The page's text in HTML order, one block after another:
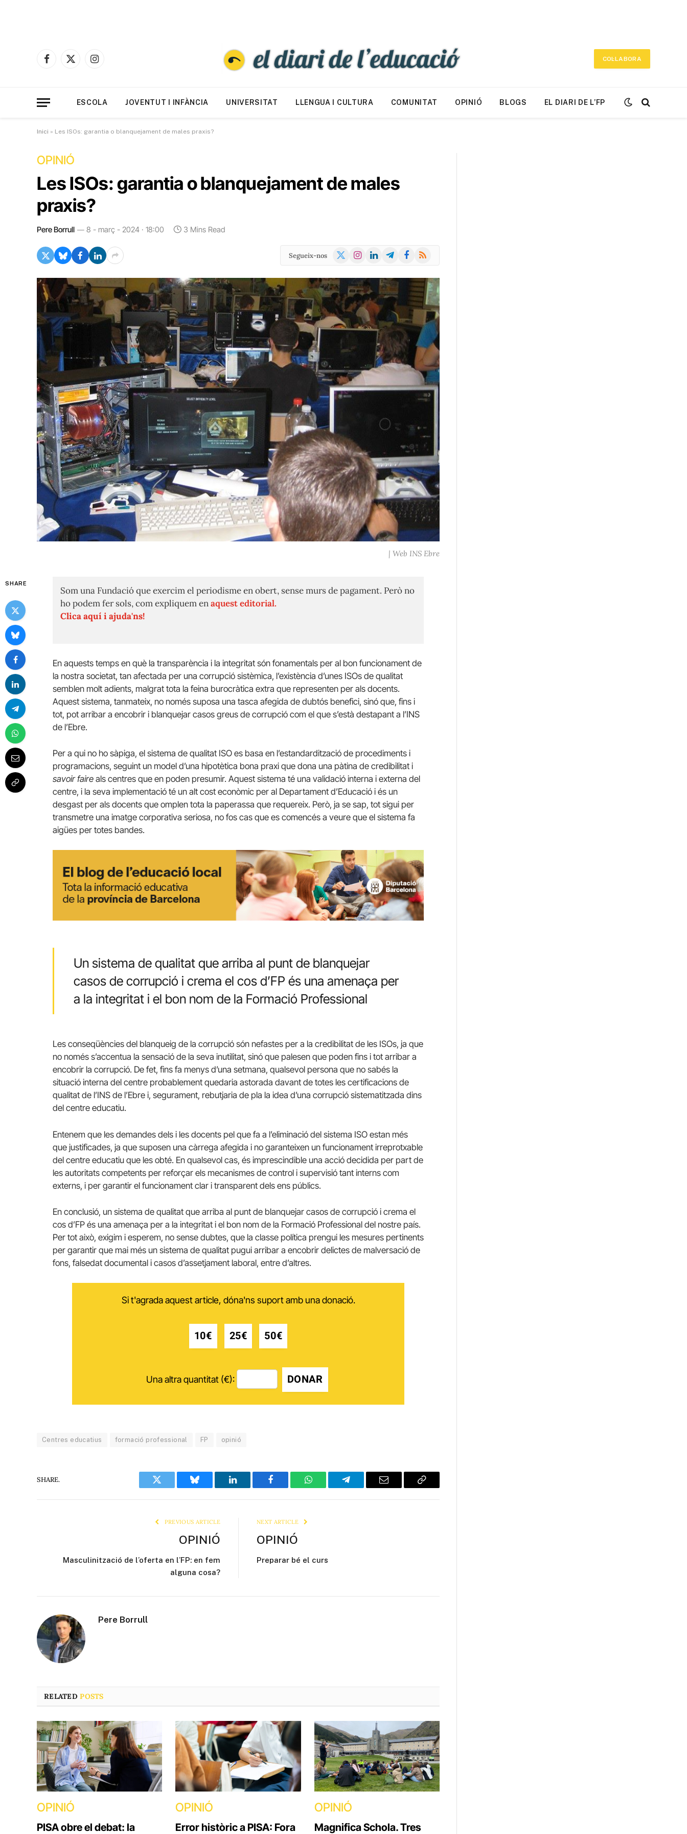
Facebook
X
Instagram
COL·LABORA
ESCOLA JOVENTUT I INFÀNCIA UNIVERSITAT LLENGUA I CULTURA COMUNITAT OPINIÓ BLOGS EL DIARI DE L’FP
Inici » Les ISOs: garantia o blanquejament de males praxis?
OPINIÓ
Les ISOs: garantia o blanquejament de males
praxis?
Pere Borrull 8 - març - 2024 · 18:00 3 Mins Read
Segueix-nos
X
Instagram
LinkedInTelegramFacebook
RSS
| Web INS Ebre
SHARE
Som una Fundació que exercim el periodisme en obert, sense murs de pagament. Però no
ho podem fer sols, com expliquem enaquest editorial.
Clica aquí i ajuda'ns!
En aquests temps en què la transparència i la integritat són fonamentals per al bon funcionament de
la nostra societat, tan afectada per una corrupció sistèmica, l’existència d’unes ISOs de qualitat
semblen molt adients, malgrat tota la feina burocràtica extra que representen per als docents.
Aquest sistema, tanmateix, no només suposa una tasca afegida de dubtós benefici, sinó que, fins i
tot, pot arribar a encobrir i blanquejar casos greus de corrupció com el que s’està destapant a l’INS
de l’Ebre.
Per a qui no ho sàpiga, el sistema de qualitat ISO es basa en l’estandardització de procediments i
programacions, seguint un model d’una hipotètica bona praxi que dona una pàtina de credibilitat i
savoir faire als centres que en poden presumir. Aquest sistema té una validació interna i externa del
centre, i la seva implementació té un alt cost econòmic per al Departament d’Educació i és un
desgast per als docents que omplen tota la paperassa que requereix. Però, ja se sap, tot sigui per
transmetre una imatge corporativa seriosa, no fos cas que es comencés a veure que el sistema fa
aigües per totes bandes.
Un sistema de qualitat que arriba al punt de blanquejar
casos de corrupció i crema el cos d’FP és una amenaça per
a la integritat i el bon nom de la Formació Professional
Les conseqüències del blanqueig de la corrupció són nefastes per a la credibilitat de les ISOs, ja que
no només s’accentua la sensació de la seva inutilitat, sinó que palesen que poden fins i tot arribar a
encobrir la corrupció. De fet, fins fa menys d’una setmana, qualsevol persona que no sabés la
situació interna del centre probablement quedaria astorada davant de totes les certificacions de
qualitat de l’INS de l’Ebre i, segurament, rebutjaria de pla la idea d’una corrupció sistematitzada dins
del centre educatiu.
Entenem que les demandes dels i les docents pel que fa a l’eliminació del sistema ISO estan més
que justificades, ja que suposen una càrrega afegida i no garanteixen un funcionament irreprotxable
del centre educatiu que les obté. En qualsevol cas, és imprescindible una acció decidida per part de
les autoritats competents per reforçar els mecanismes de control i supervisió tant interns com
externs, i per garantir el funcionament clar i transparent dels ens públics.
En conclusió, un sistema de qualitat que arriba al punt de blanquejar casos de corrupció i crema el
cos d’FP és una amenaça per a la integritat i el bon nom de la Formació Professional del nostre país.
Per tot això, exigim i esperem, no sense dubtes, que la classe política prengui les mesures pertinents
per garantir que mai més un sistema de qualitat pugui arribar a encobrir delictes de malversació de
fons, falsedat documental i casos d’assetjament laboral, entre d’altres.
Si t'agrada aquest article, dóna'ns suport amb una donació.
10€ 25€ 50€
Una altra quantitat (€): DONAR
Centres educatius formació professional FP opinió
SHARE.
Twitter Bluesky LinkedIn Facebook WhatsAppTelegram Email
Copy
PREVIOUS ARTICLE
OPINIÓ
Masculinització de l’oferta en l’FP: en fem
alguna cosa?
NEXT ARTICLE
OPINIÓ
Preparar bé el curs
Pere Borrull
RELATEDPOSTS
OPINIÓ
PISA obre el debat: la
OPINIÓ
Error històric a PISA: Fora
OPINIÓ
Magnifica Schola. Tres